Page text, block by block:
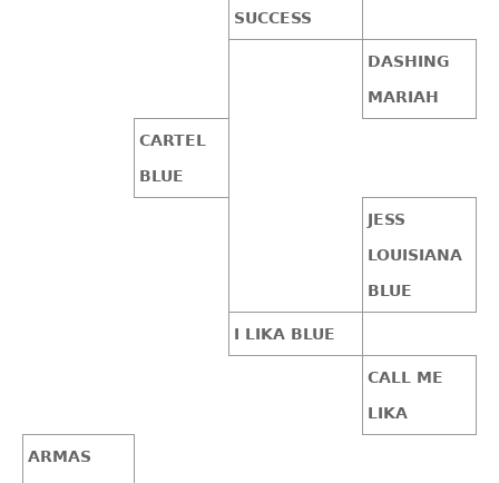
SUCCESS
DASHING
MARIAH
CARTEL
BLUE
JESS
LOUISIANA
BLUE
I LIKA BLUE
CALL ME
LIKA
ARMAS